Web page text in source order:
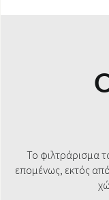
Το φιλτράρισμα
επομένως, εκτός